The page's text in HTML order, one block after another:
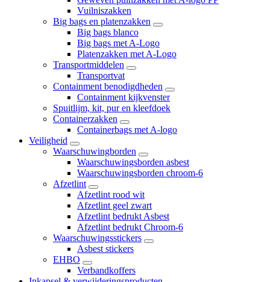
Vuilniszakken
Big bags en platenzakken
Big bags blanco
Big bags met A-Logo
Platenzakken met A-Logo
Transportmiddelen
Transportvat
Containment benodigdheden
Containment kijkvenster
Spuitlijm, kit, pur en kleefdoek
Containerzakken
Containerbags met A-logo
Veiligheid
Waarschuwingborden
Waarschuwingsborden asbest
Waarschuwingsborden chroom-6
Afzetlint
Afzetlint rood wit
Afzetlint geel zwart
Afzetlint bedrukt Asbest
Afzetlint bedrukt Chroom-6
Waarschuwingsstickers
Asbest stickers
EHBO
Verbandkoffers